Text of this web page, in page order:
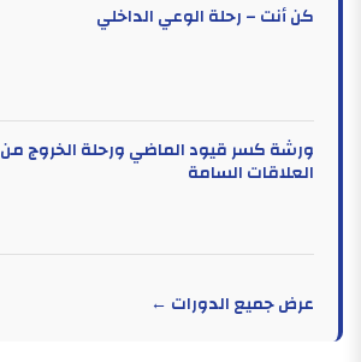
كن أنت – رحلة الوعي الداخلي
ورشة كسر قيود الماضي ورحلة الخروج من
العلاقات السامة
عرض جميع الدورات ←